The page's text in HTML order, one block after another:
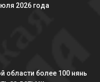
2026 года
области более 100 нянь